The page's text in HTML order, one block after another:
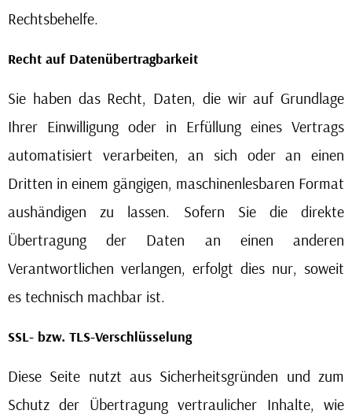
Rechtsbehelfe.
Recht auf Datenübertragbarkeit
Sie haben das Recht, Daten, die wir auf Grundlage
Ihrer Einwilligung oder in Erfüllung eines Vertrags
automatisiert verarbeiten, an sich oder an einen
Dritten in einem gängigen, maschinenlesbaren Format
aushändigen zu lassen. Sofern Sie die direkte
Übertragung der Daten an einen anderen
Verantwortlichen verlangen, erfolgt dies nur, soweit
es technisch machbar ist.
SSL- bzw. TLS-Verschlüsselung
Diese Seite nutzt aus Sicherheitsgründen und zum
Schutz der Übertragung vertraulicher Inhalte, wie